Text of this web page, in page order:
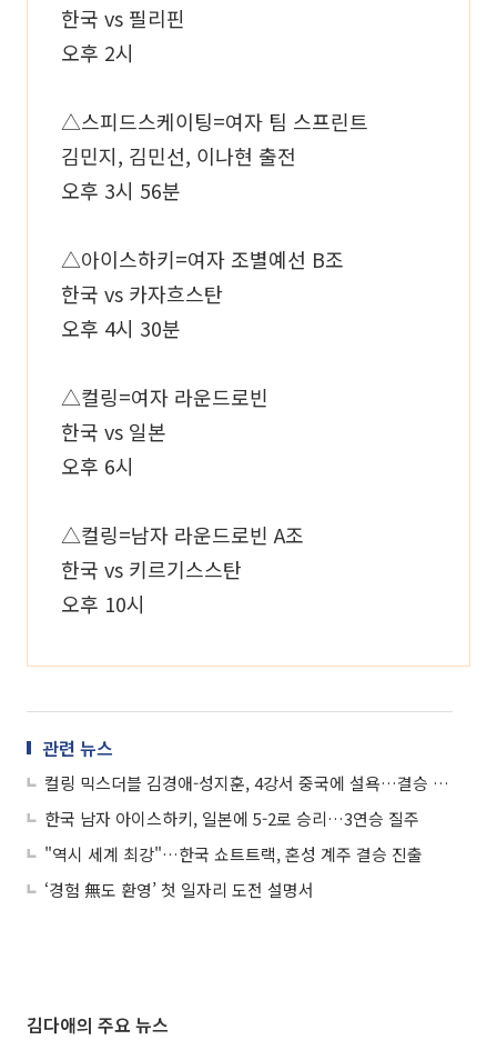
한국 vs 필리핀
오후 2시
△스피드스케이팅=여자 팀 스프린트
김민지, 김민선, 이나현 출전
오후 3시 56분
△아이스하키=여자 조별예선 B조
한국 vs 카자흐스탄
오후 4시 30분
△컬링=여자 라운드로빈
한국 vs 일본
오후 6시
△컬링=남자 라운드로빈 A조
한국 vs 키르기스스탄
오후 10시
관련 뉴스
컬링 믹스더블 김경애-성지훈, 4강서 중국에 설욕…결승 진출
한국 남자 아이스하키, 일본에 5-2로 승리…3연승 질주
"역시 세계 최강"…한국 쇼트트랙, 혼성 계주 결승 진출
‘경험 無도 환영’ 첫 일자리 도전 설명서
김다애의 주요 뉴스